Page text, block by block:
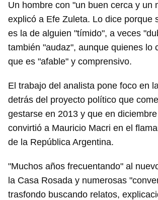
Un hombre con "un buen cerca y un
explicó a Efe Zuleta. Lo dice porque
es la de alguien "tímido", a veces
también "audaz", aunque quienes lo
que es "afable" y comprensivo.
El trabajo del analista pone foco en
detrás del proyecto político que
gestarse en 2013 y que en
convirtió a Mauricio Macri en el
de la República Argentina.
"Muchos años frecuentando" al
la Casa Rosada y numerosas
trasfondo buscando relatos,